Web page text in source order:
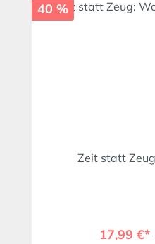
40 %
Zeit statt
17,99 €*